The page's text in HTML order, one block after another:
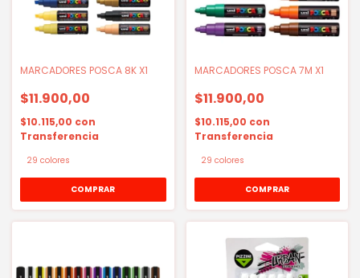
MARCADORES POSCA 8K X1
$11.900,00
$10.115,00 con
Transferencia
29 colores
COMPRAR
MARCADORES POSCA 7M X1
$11.900,00
$10.115,00 con
Transferencia
29 colores
COMPRAR